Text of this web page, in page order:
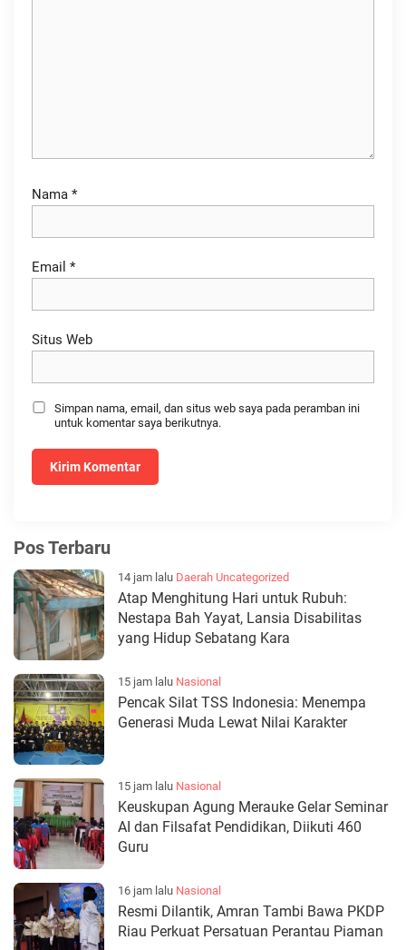
Nama *
Email *
Situs Web
Simpan nama, email, dan situs web saya pada peramban ini
untuk komentar saya berikutnya.
Pos Terbaru
14 jam lalu Daerah Uncategorized
Atap Menghitung Hari untuk Rubuh:
Nestapa Bah Yayat, Lansia Disabilitas
yang Hidup Sebatang Kara
15 jam lalu Nasional
Pencak Silat TSS Indonesia: Menempa
Generasi Muda Lewat Nilai Karakter
15 jam lalu Nasional
Keuskupan Agung Merauke Gelar Seminar
AI dan Filsafat Pendidikan, Diikuti 460
Guru
16 jam lalu Nasional
Resmi Dilantik, Amran Tambi Bawa PKDP
Riau Perkuat Persatuan Perantau Piaman